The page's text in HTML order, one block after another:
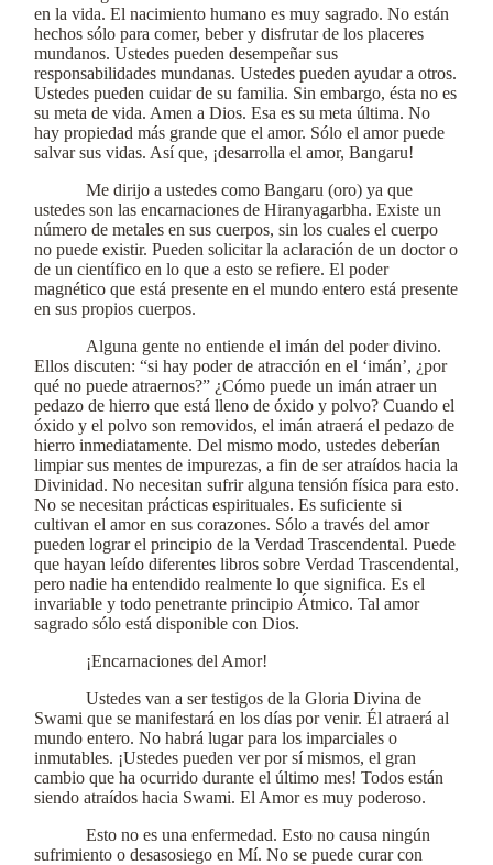
en la vida. El nacimiento humano es muy sagrado. No están
hechos sólo para comer, beber y disfrutar de los placeres
mundanos. Ustedes pueden desempeñar sus
responsabilidades mundanas. Ustedes pueden ayudar a otros.
Ustedes pueden cuidar de su familia. Sin embargo, ésta no es
su meta de vida. Amen a Dios. Esa es su meta última. No
hay propiedad más grande que el amor. Sólo el amor puede
salvar sus vidas. Así que, ¡desarrolla el amor, Bangaru!
Me dirijo a ustedes como Bangaru (oro) ya que
ustedes son las encarnaciones de Hiranyagarbha. Existe un
número de metales en sus cuerpos, sin los cuales el cuerpo
no puede existir. Pueden solicitar la aclaración de un doctor o
de un científico en lo que a esto se refiere. El poder
magnético que está presente en el mundo entero está presente
en sus propios cuerpos.
Alguna gente no entiende el imán del poder divino.
Ellos discuten: “si hay poder de atracción en el ‘imán’, ¿por
qué no puede atraernos?” ¿Cómo puede un imán atraer un
pedazo de hierro que está lleno de óxido y polvo? Cuando el
óxido y el polvo son removidos, el imán atraerá el pedazo de
hierro inmediatamente. Del mismo modo, ustedes deberían
limpiar sus mentes de impurezas, a fin de ser atraídos hacia la
Divinidad. No necesitan sufrir alguna tensión física para esto.
No se necesitan prácticas espirituales. Es suficiente si
cultivan el amor en sus corazones. Sólo a través del amor
pueden lograr el principio de la Verdad Trascendental. Puede
que hayan leído diferentes libros sobre Verdad Trascendental,
pero nadie ha entendido realmente lo que significa. Es el
invariable y todo penetrante principio Átmico. Tal amor
sagrado sólo está disponible con Dios.
¡Encarnaciones del Amor!
Ustedes van a ser testigos de la Gloria Divina de
Swami que se manifestará en los días por venir. Él atraerá al
mundo entero. No habrá lugar para los imparciales o
inmutables. ¡Ustedes pueden ver por sí mismos, el gran
cambio que ha ocurrido durante el último mes! Todos están
siendo atraídos hacia Swami. El Amor es muy poderoso.
Esto no es una enfermedad. Esto no causa ningún
sufrimiento o desasosiego en Mí. No se puede curar con